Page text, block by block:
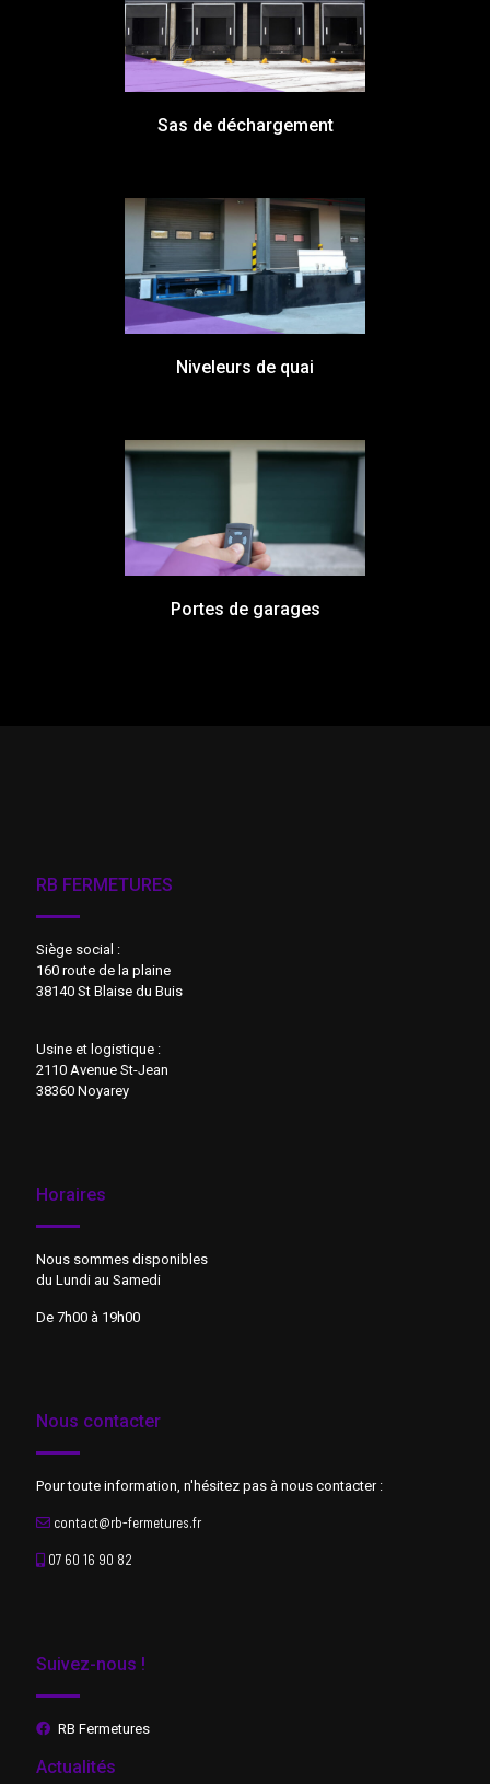
Sas de déchargement
Niveleurs de quai
Portes de garages
RB FERMETURES
Siège social :
160 route de la plaine
38140 St Blaise du Buis
Usine et logistique :
2110 Avenue St-Jean
38360 Noyarey
Horaires
Nous sommes disponibles
du Lundi au Samedi
De 7h00 à 19h00
Nous contacter
Pour toute information, n'hésitez pas à nous contacter :
contact@rb-fermetures.fr
07 60 16 90 82
Suivez-nous !
RB Fermetures
Actualités